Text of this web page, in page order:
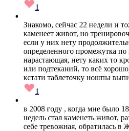
1
Знакомо, сейчас 22 недели и
каменеет живот, но
если у них нету
определенного промежутка
нарастающая, нету каких то
или подтеканий, то всё
кстати таблеточку ношпы
1
в 2008 году , когда мне было
недель стал каменеть живот,
себе тревожная, обратилась в